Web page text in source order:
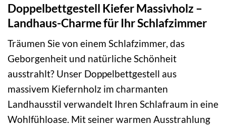
Doppelbettgestell Kiefer Massivholz –
Landhaus-Charme für Ihr Schlafzimmer
Träumen Sie von einem Schlafzimmer, das
Geborgenheit und natürliche Schönheit
ausstrahlt? Unser Doppelbettgestell aus
massivem Kiefernholz im charmanten
Landhausstil verwandelt Ihren Schlafraum in eine
Wohlfühloase. Mit seiner warmen Ausstrahlung